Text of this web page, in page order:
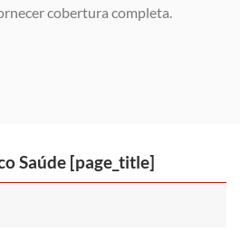
cobertura completa.
Saúde [page_title]